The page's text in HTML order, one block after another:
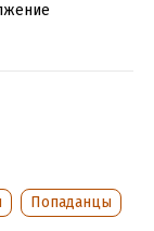
Попаданцы